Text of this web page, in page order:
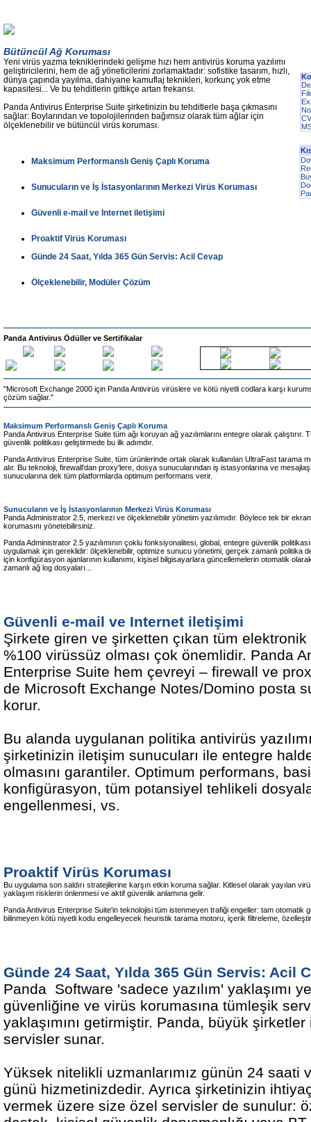
Bütüncül Ağ Koruması
Yeni virüs yazma tekniklerindeki gelişme hızı hem antivirüs koruma yazılımı
geliştiricilerini, hem de ağ yöneticilerini zorlamaktadır: sofistike tasarım, hızlı,
dünya çapında yayılma, dahiyane kamuflaj teknikleri, korkunç yok etme
kapasitesi... Ve bu tehditlerin gittikçe artan frekansı.
Panda Antivirus Enterprise Suite şirketinizin bu tehditlerle başa çıkmasını
sağlar: Boylarından ve topolojilerinden bağımsız olarak tüm ağlar için
ölçeklenebilir ve bütüncül virüs koruması.
Maksimum Performanslı Geniş Çaplı Koruma
Sunucuların ve İş İstasyonlarının Merkezi Virüs Koruması
Güvenli e-mail ve Internet iletişimi
Proaktif Virüs Koruması
Günde 24 Saat, Yılda 365 Gün Servis: Acil Cevap
Ölçeklenebilir, Modüler Çözüm
Panda Antivirus Ödüller ve Sertifikalar
"Microsoft Exchange 2000 için Panda Antivirüs virüslere ve kötü niyetli codlara karşı
çözüm sağlar."
Maksimum Performanslı Geniş Çaplı Koruma
Panda Antivirus Enterprise Suite tüm ağı koruyan ağ yazılımlarını entegre olarak
güvenlik politikası geliştirmede bu ilk adımdır.
Panda Antivirus Enterprise Suite, tüm ürünlerinde ortak olarak kullanılan UltraFast tarama
alır. Bu teknoloji, firewall'dan proxy'lere, dosya sunucularından iş istasyonlarına ve
sunucularına dek tüm platformlarda optimum performans verir.
Sunucuların ve İş İstasyonlarının Merkezi Virüs Koruması
Panda Administrator 2.5, merkezi ve ölçeklenebilir yönetim yazılımıdır. Böylece tek bir
korumasını yönetebilirsiniz.
Panda Administrator 2.5 yazılımının çoklu fonksiyonalitesi, global, entegre güvenlik
uygulamak için gereklidir: ölçeklenebilir, optimize sunucu yönetimi, gerçek zamanlı politika
için konfigürasyon ajanlarının kullanımı, kişisel bilgisayarlara güncellemelerin otomatik
zamanlı ağ log dosyaları...
Güvenli e-mail ve Internet iletişimi
Şirkete giren ve şirketten çıkan tüm
%100 virüssüz olması çok önemlidir. Panda
Enterprise Suite hem çevreyi – firewall ve
de Microsoft Exchange Notes/Domino posta
korur.
Bu alanda uygulanan politika antivirüs
şirketinizin iletişim sunucuları ile entegre
olmasını garantiler. Optimum performans,
konfigürasyon, tüm potansiyel tehlikeli
engellenmesi, vs.
Proaktif Virüs Koruması
Bu uygulama son saldırı stratejilerine karşın etkin koruma sağlar. Kitlesel olarak yayılan
yaklaşım risklerin önlenmesi ve aktif güvenlik anlamına gelir.
Panda Antivirus Enterprise Suite'in teknolojisi tüm istenmeyen trafiği engeller: tam otomatik
bilinmeyen kötü niyetli kodu engelleyecek heuristik tarama motoru, içerik filtreleme,
Günde 24 Saat, Yılda 365 Gün Servis: Acil
Panda Software 'sadece yazılım' yaklaşımı
güvenliğine ve virüs korumasına tümleşik
yaklaşımını getirmiştir. Panda, büyük
servisler sunar.
Yüksek nitelikli uzmanlarımız günün 24 saati
günü hizmetinizdedir. Ayrıca şirketinizin
vermek üzere size özel servisler de sunulur: